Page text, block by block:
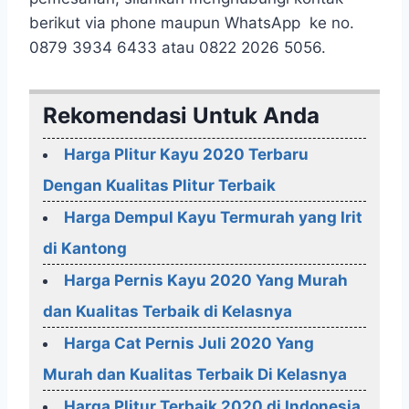
berikut via phone maupun WhatsApp ke no.
0879 3934 6433 atau 0822 2026 5056.
Rekomendasi Untuk Anda
Harga Plitur Kayu 2020 Terbaru
Dengan Kualitas Plitur Terbaik
Harga Dempul Kayu Termurah yang Irit
di Kantong
Harga Pernis Kayu 2020 Yang Murah
dan Kualitas Terbaik di Kelasnya
Harga Cat Pernis Juli 2020 Yang
Murah dan Kualitas Terbaik Di Kelasnya